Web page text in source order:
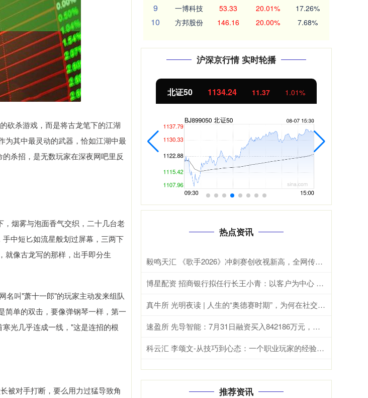
砍杀游戏，而是将古龙笔下的江湖
为其中最灵动的武器，恰如江湖中最
杀招，是无数玩家在深夜网吧里反
烟雾与泡面香气交织，二十几台老
中短匕如流星般划过屏幕，三两下
就像古龙写的那样，出手即分生
名叫"萧十一郎"的玩家主动发来组队
简单的双击，要像弹钢琴一样，第一
光几乎连成一线，"这是连招的根
被对手打断，要么用力过猛导致角
9 一博科技 53.33 20.01% 17.26%
10 方邦股份 146.16 20.00% 7.68%
沪深京行情 实时轮播
1134.24 11.37 创业板指 3563.12 47.56 1.35%
热点资讯
毅鸣天汇 《歌手2026》冲刺赛创收视新高，全网传播量达453.9亿次
博星配资 招商银行拟任行长王小青：以客户为中心 保持“四个定力”
真牛所 光明夜读 | 人生的“奥德赛时期”，为何在社交媒体走红？
速盈所 先导智能：7月31日融资买入842186万元，融资融券余额1208亿元
科云汇 李颂文-从技巧到心态：一个职业玩家的经验分享与理性建议_策略_局势_胜率
推荐资讯